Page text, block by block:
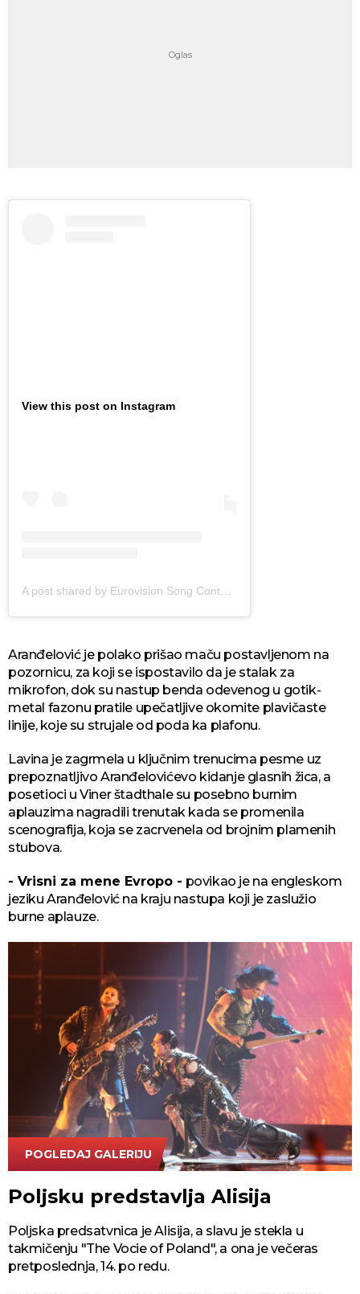
View this post on Instagram
Aranđelović je polako prišao maču postavljenom na
pozornicu, za koji se ispostavilo da je stalak za
mikrofon, dok su nastup benda odevenog u gotik-
metal fazonu pratile upečatljive okomite plavičaste
linije, koje su strujale od poda ka plafonu.
Lavina je zagrmela u ključnim trenucima pesme uz
prepoznatljivo Aranđelovićevo kidanje glasnih žica, a
posetioci u Viner štadthale su posebno burnim
aplauzima nagradili trenutak kada se promenila
scenografija, koja se zacrvenela od brojnim plamenih
stubova.
- Vrisni za mene Evropo - povikao je na engleskom
jeziku Aranđelović na kraju nastupa koji je zaslužio
burne aplauze.
POGLEDAJ GALERIJU
Poljsku predstavlja Alisija
Poljska predsatvnica je Alisija, a slavu je stekla u
takmičenju "The Vocie of Poland", a ona je večeras
pretposlednja, 14. po redu.